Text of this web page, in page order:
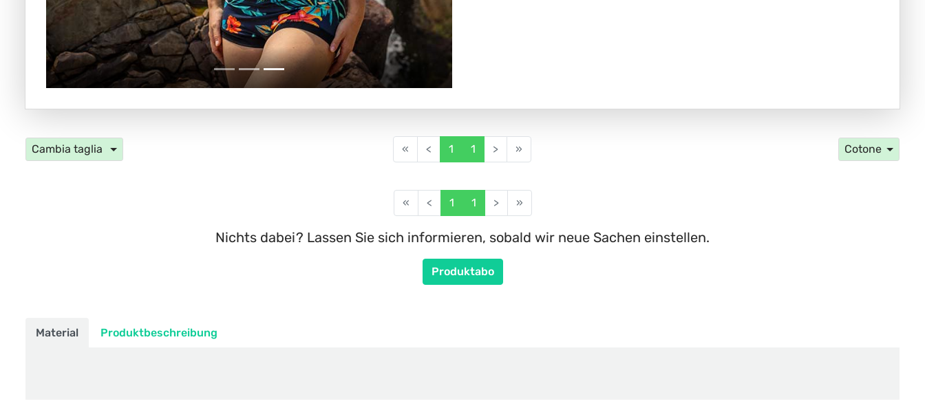
Cambia taglia « < 1 1 > » Cotone
« < 1 1 > »
Nichts dabei? Lassen Sie sich informieren, sobald wir neue Sachen einstellen.
Produktabo
Material Produktbeschreibung